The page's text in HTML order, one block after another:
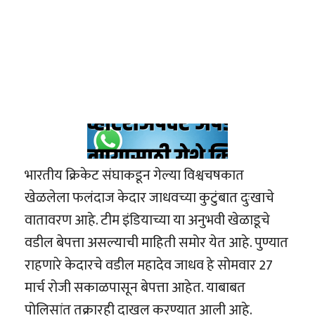
भारतीय क्रिकेट संघाकडून गेल्या विश्वचषकात
खेळलेला फलंदाज केदार जाधवच्या कुटुंबात दुःखाचे
वातावरण आहे. टीम इंडियाच्या या अनुभवी खेळाडूचे
वडील बेपत्ता असल्याची माहिती समोर येत आहे. पुण्यात
राहणारे केदारचे वडील महादेव जाधव हे सोमवार 27
मार्च रोजी सकाळपासून बेपत्ता आहेत. याबाबत
पोलिसांत तक्रारही दाखल करण्यात आली आहे.